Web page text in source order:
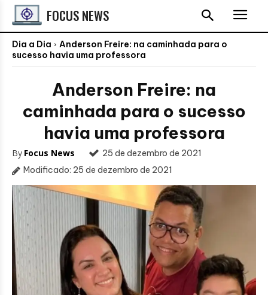
FOCUS NEWS
Dia a Dia
Anderson Freire: na caminhada para o
sucesso havia uma professora
Anderson Freire: na
caminhada para o sucesso
havia uma professora
By Focus News
25 de dezembro de 2021
Modificado: 25 de dezembro de 2021